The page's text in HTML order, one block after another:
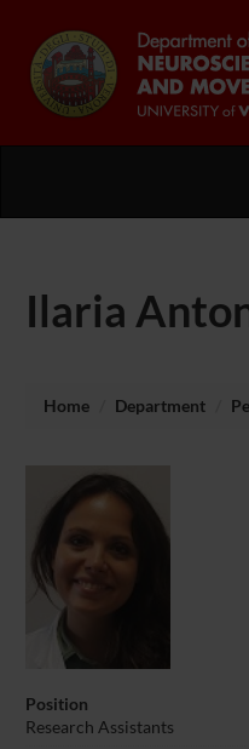
Ilaria
Home Department
Position
Research Assistants